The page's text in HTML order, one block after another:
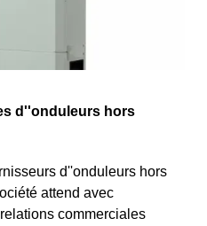
d''onduleurs hors
d''onduleurs hors
attend avec
commerciales